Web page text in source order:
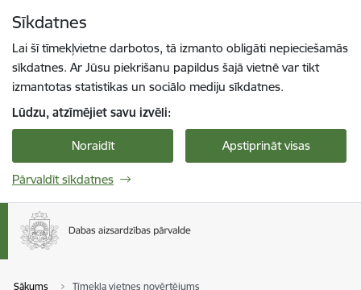
Sīkdatnes
Lai šī tīmekļvietne darbotos, tā izmanto obligāti nepieciešamās
sīkdatnes. Ar Jūsu piekrišanu papildus šajā vietnē var tikt
izmantotas statistikas un sociālo mediju sīkdatnes.
Lūdzu, atzīmējiet savu izvēli:
Noraidīt Apstiprināt visas
Pārvaldīt sīkdatnes
Sākums Tīmekļa vietnes novērtējums